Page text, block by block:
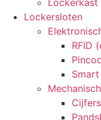
Lockersloten
RFID